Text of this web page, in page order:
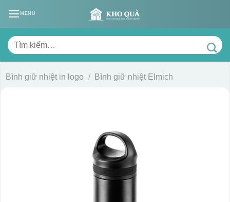
MENU
Tìm
kiếm:
Bình giữ nhiệt in logo / Bình giữ nhiệt Elmich